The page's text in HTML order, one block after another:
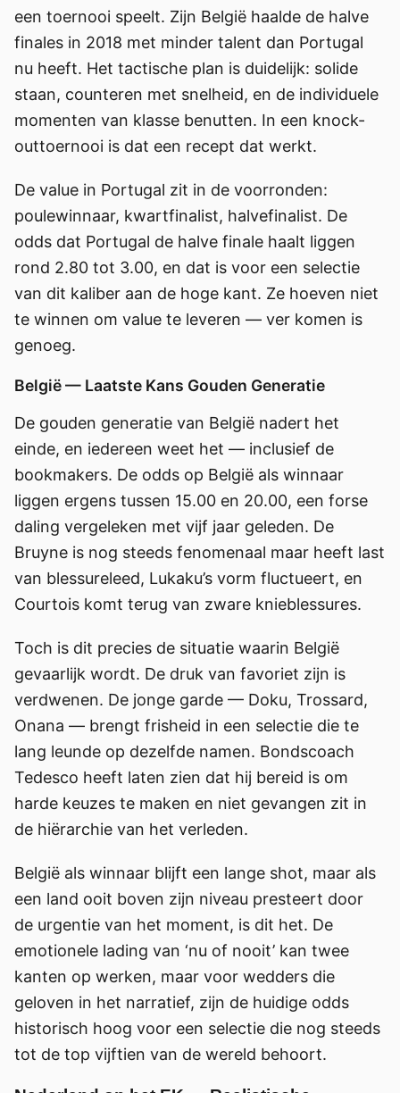
een toernooi speelt. Zijn België haalde de halve
finales in 2018 met minder talent dan Portugal
nu heeft. Het tactische plan is duidelijk: solide
staan, counteren met snelheid, en de individuele
momenten van klasse benutten. In een knock-
outtoernooi is dat een recept dat werkt.
De value in Portugal zit in de voorronden:
poulewinnaar, kwartfinalist, halvefinalist. De
odds dat Portugal de halve finale haalt liggen
rond 2.80 tot 3.00, en dat is voor een selectie
van dit kaliber aan de hoge kant. Ze hoeven niet
te winnen om value te leveren — ver komen is
genoeg.
België — Laatste Kans Gouden Generatie
De gouden generatie van België nadert het
einde, en iedereen weet het — inclusief de
bookmakers. De odds op België als winnaar
liggen ergens tussen 15.00 en 20.00, een forse
daling vergeleken met vijf jaar geleden. De
Bruyne is nog steeds fenomenaal maar heeft last
van blessureleed, Lukaku’s vorm fluctueert, en
Courtois komt terug van zware knieblessures.
Toch is dit precies de situatie waarin België
gevaarlijk wordt. De druk van favoriet zijn is
verdwenen. De jonge garde — Doku, Trossard,
Onana — brengt frisheid in een selectie die te
lang leunde op dezelfde namen. Bondscoach
Tedesco heeft laten zien dat hij bereid is om
harde keuzes te maken en niet gevangen zit in
de hiërarchie van het verleden.
België als winnaar blijft een lange shot, maar als
een land ooit boven zijn niveau presteert door
de urgentie van het moment, is dit het. De
emotionele lading van ‘nu of nooit’ kan twee
kanten op werken, maar voor wedders die
geloven in het narratief, zijn de huidige odds
historisch hoog voor een selectie die nog steeds
tot de top vijftien van de wereld behoort.